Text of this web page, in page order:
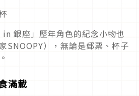
in 銀座」歷年角色的紀念小物也
SNOOPY），無論是郵票、杯子
滿載